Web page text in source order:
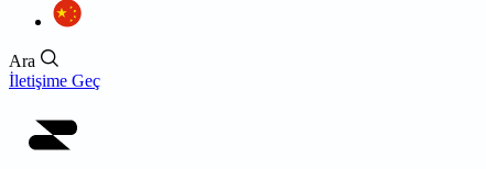
Ara
İletişime Geç